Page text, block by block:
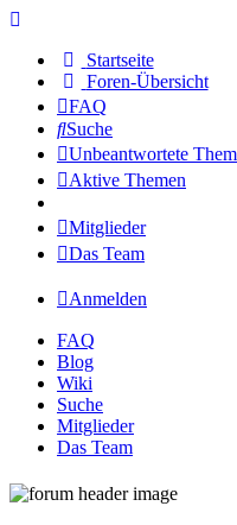
Startseite
Foren-Übersicht
FAQ
Suche
Unbeantwortete
Aktive Themen
Mitglieder
Das Team
Anmelden
FAQ
Blog
Wiki
Suche
Mitglieder
Das Team